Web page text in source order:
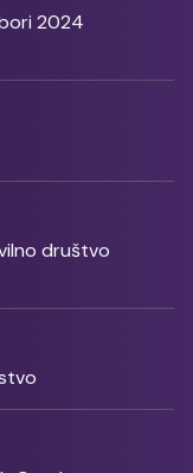
2024
društvo